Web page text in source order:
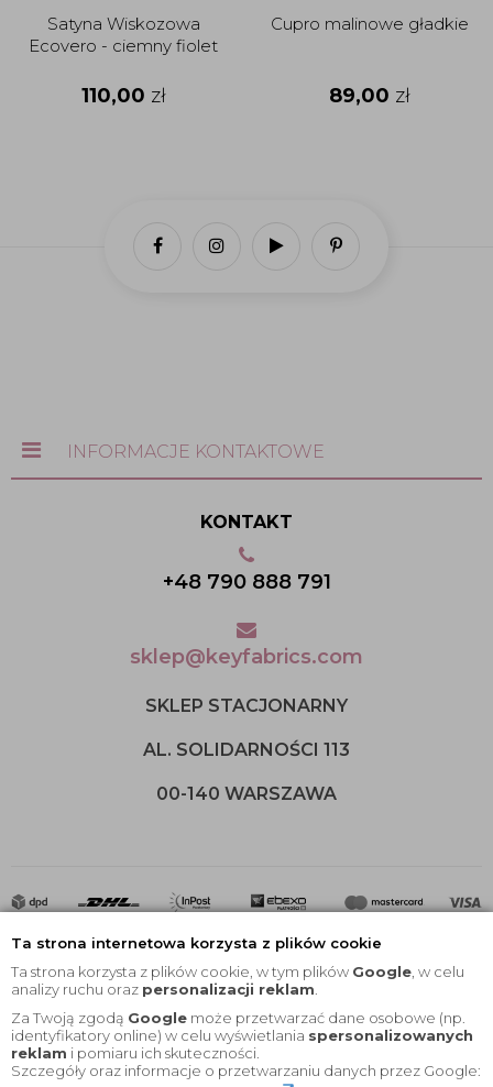
Ta strona internetowa korzysta z plików cookie
Ta strona korzysta z plików cookie, w tym plików Google , w celu
analizy ruchu oraz personalizacji reklam
Za Twoją zgodą Google może przetwarzać dane osobowe (np.
identyfikatory online) w celu wyświetlania spersonalizowanych
reklam i pomiaru ich skuteczności.
Szczegóły oraz informacje o przetwarzaniu danych przez Google:
Satyna Wiskozowa
Ecovero - ciemny fiolet
110,00 zł
Cupro malinowe gładkie
89,00 zł
INFORMACJE KONTAKTOWE
KONTAKT
+48 790 888 791
sklep@keyfabrics.com
SKLEP STACJONARNY
AL. SOLIDARNOŚCI 113
00-140 WARSZAWA
2020 © Wszelkie Prawa Zastrzeżone |KEYfabrics
Projekt i oprogramowanie sklepu: